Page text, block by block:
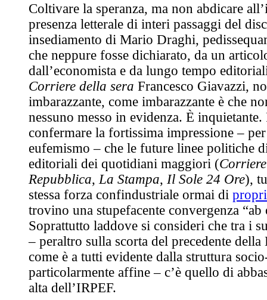
Coltivare la speranza, ma non abdicare
presenza letterale di interi passaggi del
insediamento di Mario Draghi,
che neppure fosse dichiarato, da un
dall’economista e da lungo tempo
Corriere della sera Francesco Giavazzi,
imbarazzante, come imbarazzante è che
nessuno messo in evidenza. È
confermare la fortissima impressione –
eufemismo – che le future linee politiche
editoriali dei quotidiani maggiori (
Repubblica, La Stampa, Il Sole 24 Ore),
stessa forza confindustriale ormai di
trovino una stupefacente convergenza “ab
Soprattutto laddove si consideri che tra i
– peraltro sulla scorta del precedente della
come è a tutti evidente dalla struttura
particolarmente affine – c’è quello di
alta dell’IRPEF.